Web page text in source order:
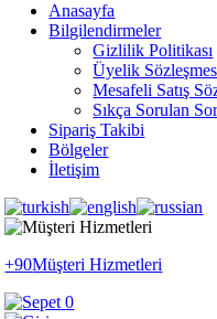
Anasayfa
Bilgilendirmeler
Gizlilik Politikası
Üyelik
Mesafeli Satış
Sıkça Sorulan
Sipariş Takibi
Bölgeler
İletişim
+90Müşteri Hizmetleri
0